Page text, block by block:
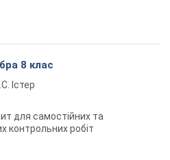
8 клас
Істер
для самостійних та
контрольних робіт